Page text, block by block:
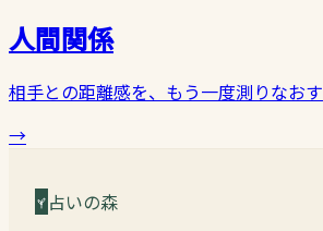
人間関係
相手との距離感を、もう一度測りなおす
→
占いの森